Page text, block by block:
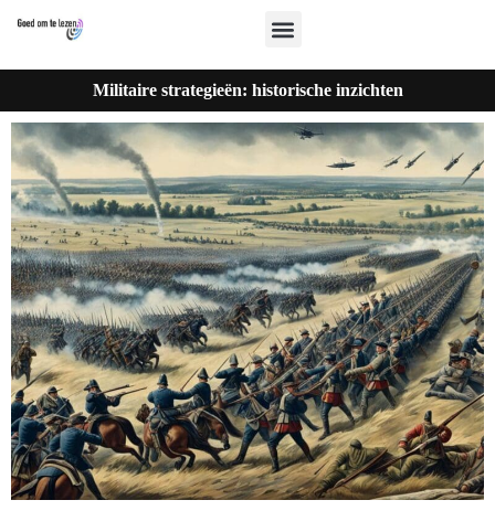
Militaire strategieën: historische inzichten